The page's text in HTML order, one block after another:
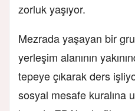
zorluk yaşıyor.
Mezrada yaşayan bir
yerleşim alanının
tepeye çıkarak ders
sosyal mesafe kuralına